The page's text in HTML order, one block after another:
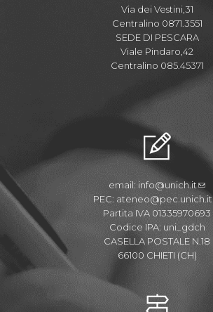
Via dei Vestini,31
Centralino 0871.3551
SEDE DI PESCARA
Viale Pindaro,42
Centralino 085.45371
email: info@unich.it
PEC: ateneo@pec.unich.it
Partita IVA 01335970693
Codice IPA: uni_gdch
CASELLA POSTALE N.18
66100 CHIETI (CH)